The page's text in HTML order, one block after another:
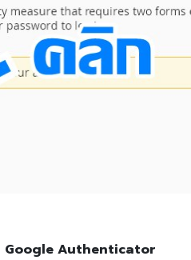
Google Authenticator